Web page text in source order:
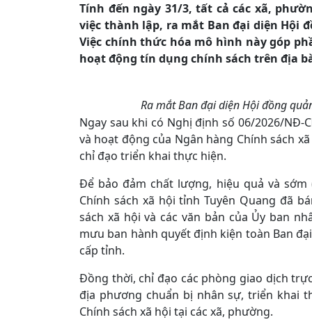
Tính đến ngày 31/3, tất cả các xã,
việc thành lập, ra mắt Ban đại diện Hội
Việc chính thức hóa mô hình này góp
hoạt động tín dụng chính sách trên địa
Ra mắt Ban đại diện Hội đồng
Ngay sau khi có Nghị định số 06/2026/NĐ-
và hoạt động của Ngân hàng Chính sách
chỉ đạo triển khai thực hiện.
Để bảo đảm chất lượng, hiệu quả và
Chính sách xã hội tỉnh Tuyên Quang đã
sách xã hội và các văn bản của Ủy ban
mưu ban hành quyết định kiện toàn Ban
cấp tỉnh.
Đồng thời, chỉ đạo các phòng giao dịch
địa phương chuẩn bị nhân sự, triển khai
Chính sách xã hội tại các xã, phường.